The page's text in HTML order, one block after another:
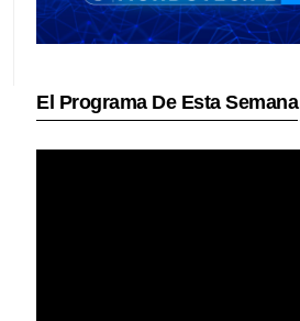
El Programa De Esta Semana